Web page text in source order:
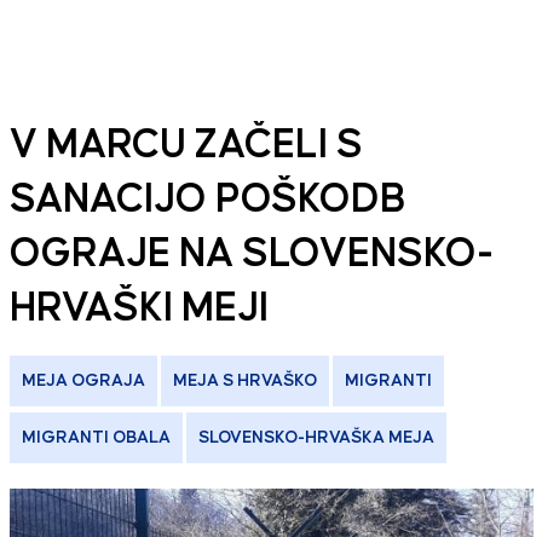
V MARCU ZAČELI S
SANACIJO POŠKODB
OGRAJE NA SLOVENSKO-
HRVAŠKI MEJI
MEJA OGRAJA MEJA S HRVAŠKO MIGRANTI
MIGRANTI OBALA SLOVENSKO-HRVAŠKA MEJA